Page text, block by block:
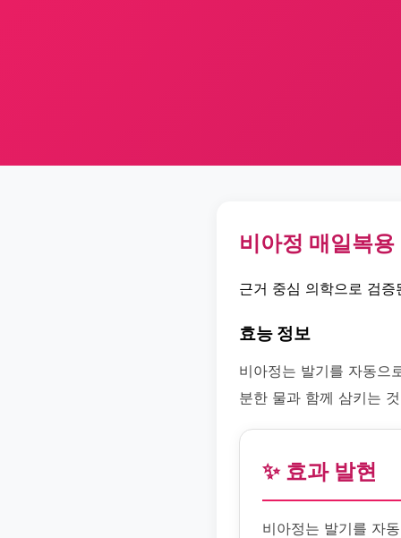
비아정 매일복
근거 중심 의학으로 검
효능 정보
비아정는 발기를 자동으
분한 물과 함께 삼키는
✨ 효과 발현
비아정는 발기를 자